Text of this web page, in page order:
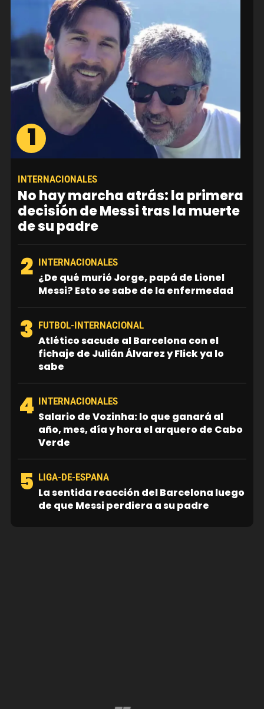
1
INTERNACIONALES
No hay marcha atrás: la primera
decisión de Messi tras la muerte
de su padre
2 INTERNACIONALES
¿De qué murió Jorge, papá de Lionel
Messi? Esto se sabe de la enfermedad
3 FUTBOL-INTERNACIONAL
Atlético sacude al Barcelona con el
fichaje de Julián Álvarez y Flick ya lo
sabe
4 INTERNACIONALES
Salario de Vozinha: lo que ganará al
año, mes, día y hora el arquero de Cabo
Verde
5 LIGA-DE-ESPANA
La sentida reacción del Barcelona luego
de que Messi perdiera a su padre